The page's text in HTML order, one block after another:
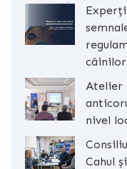
Atelier
nivel
Cahul